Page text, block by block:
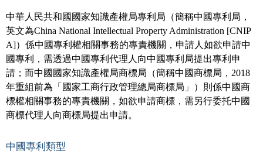
中華人民共和國國家知識產權局專利局（簡稱中國專利局，
英文為China National Intellectual Property Administration [CNIP
A]）係中國專利權相關事務的專責機關，申請人如欲申請中
國專利，需透過中國專利代理人向中國專利局提出專利申
請；而中國國家知識產權局商標局（簡稱中國商標局，2018
年重組前為「國家工商行政管理總局商標局」）則係中國商
標權相關事務的專責機關，如欲申請商標，需另行委托中國
商標代理人向商標局提出申請。
中國專利類型